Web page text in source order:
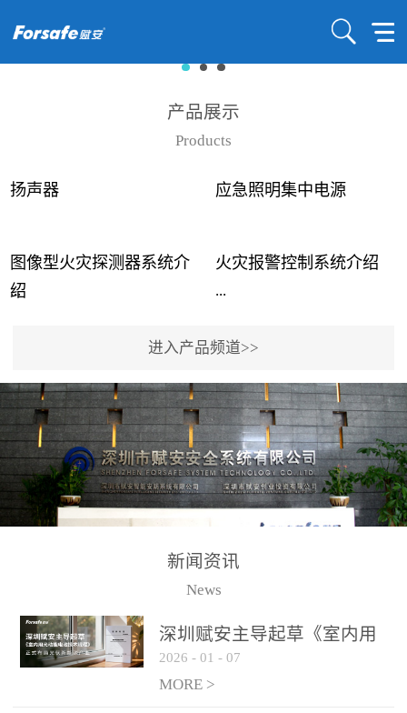
产品展示
Products
扬声器 应急照明集中电源
图像型火灾探测器系统介
绍
...
事故频发，传统的火灾探
测方法已无法满足要求。
尤其是目前众多的大型影
剧院、会议展览中心、体
育馆、大型仓库和隧道空
间等，其建筑结构特殊、
火灾隐患多。一旦发生火
传统的火灾关测器无法被
及时缺发，不能及早发现
和有效扑救火火，这不仅
火灾报警控制系统介绍
...
用了具有仲裁机制和冗余
校验的总线传输技术、线
路状态检测与保护技术、
后向光电感烟探测技术、
高可靠的系统抗干扰技术
等多项专利技术和专有技
警领域三十多年技术积累
和工程实践的结晶。
进入产品频道>>
新闻资讯
News
深圳赋安主导起草《室内用
光动能电池技术规程》 正式
布局光伏新能源产业
2026 - 01 - 07
MORE >